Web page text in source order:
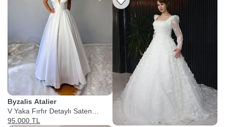
Byzalis Atalier
V Yaka Fırfır Detaylı Saten
Gelinlik
95.000 TL